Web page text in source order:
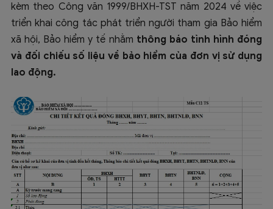
kèm theo Công văn 1999/BHXH-TST năm 2024 về việc
triển khai công tác phát triển người tham gia Bảo hiểm
xã hội, Bảo hiểm y tế nhằm thông báo tình hình đóng
và đối chiếu số liệu về bảo hiểm của đơn vị sử dụng
lao động.